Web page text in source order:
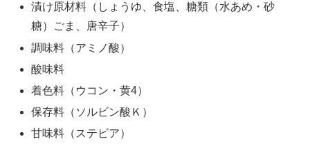
漬け原材料（しょうゆ、食塩、糖類（水あめ・砂
糖）ごま、唐辛子）
調味料（アミノ酸）
酸味料
着色料（ウコン・黄4）
保存料（ソルビン酸Ｋ）
甘味料（ステビア）